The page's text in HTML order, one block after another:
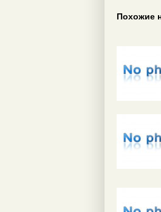
Похожие